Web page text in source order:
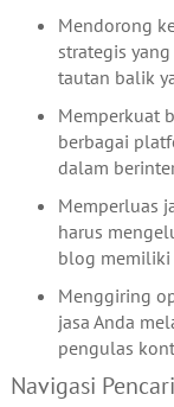
Mendorong
strategis
tautan balik
Memperkuat
berbagai
dalam
Memperluas
harus
blog memiliki
Menggiring
jasa Anda
pengulas
Navigasi